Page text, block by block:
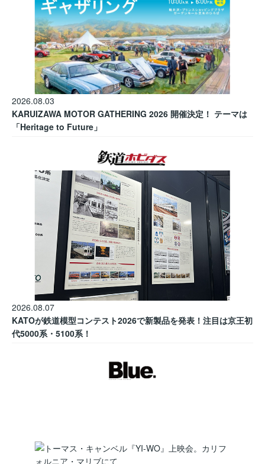
2026.08.03
KARUIZAWA MOTOR GATHERING 2026 開催決定！ テーマは
「Heritage to Future」
2026.08.07
KATOが鉄道模型コンテスト2026で新製品を発表！注目は京王初
代5000系・5100系！